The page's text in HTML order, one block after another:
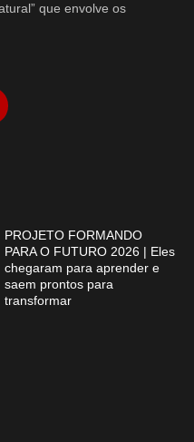
que envolve os
PROJETO FORMANDO
PARA O FUTURO 2026 | Eles
chegaram para aprender e
saem prontos para
transformar